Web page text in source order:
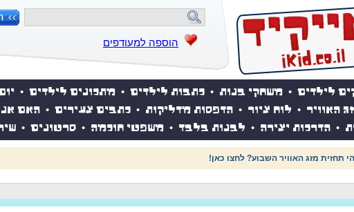
הוספה למעודפים
לילדים • משחקי בנות • כתבות לילדים • מתכונים לילדים •
האוויר • לוח ציור • הדפסות מדליקות • כתבים צעירים • האם
• הדרכות יצירה • לבנות בלבד • משפטי חוכמה • סרטונים •
תחזית מזג האוויר השבוע? לחצו כאן!